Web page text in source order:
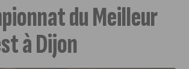
du Meilleur
à Dijon